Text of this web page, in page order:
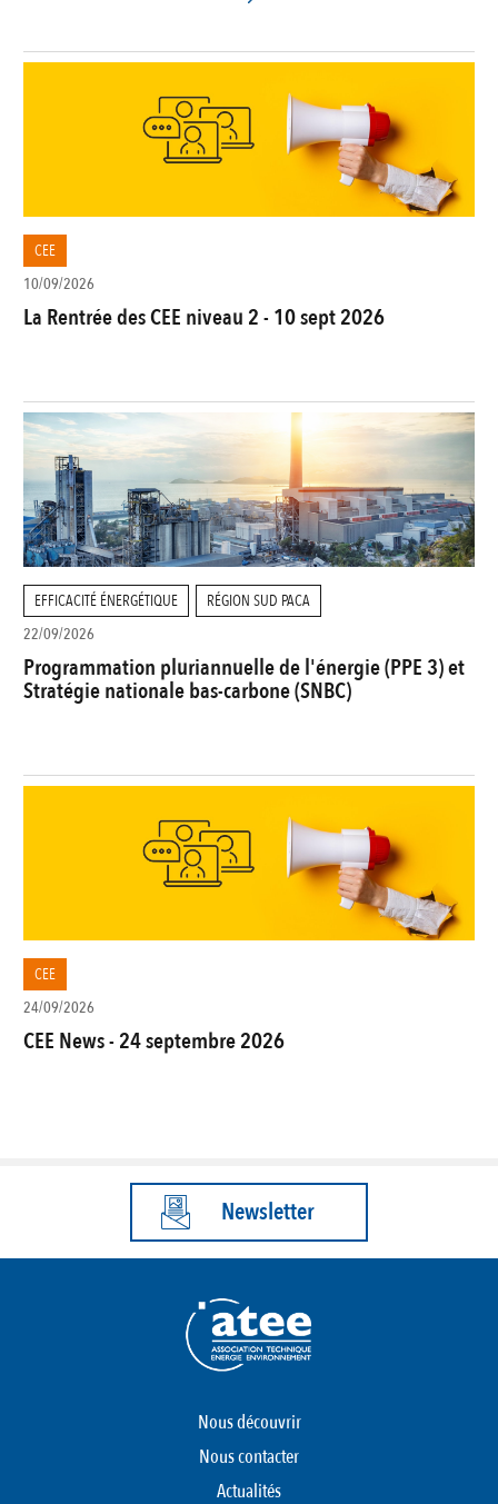
CEE
10/09/2026
La Rentrée des CEE niveau 2 - 10 sept 2026
EFFICACITÉ ÉNERGÉTIQUE
RÉGION SUD PACA
22/09/2026
Programmation pluriannuelle de l'énergie (PPE 3) et
Stratégie nationale bas-carbone (SNBC)
CEE
24/09/2026
CEE News - 24 septembre 2026
Newsletter
Nous découvrir
Nous contacter
Actualités